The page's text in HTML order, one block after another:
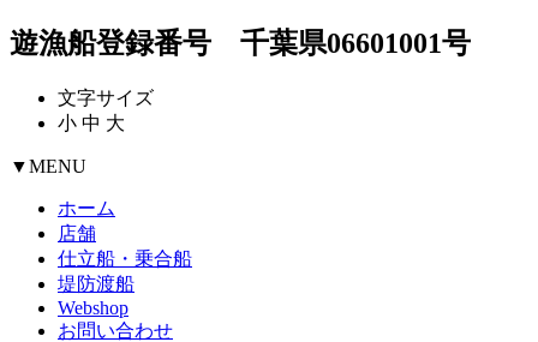
遊漁船登録番号 千葉県06601001号
文字サイズ
小 中 大
▼MENU
ホーム
店舗
仕立船・乗合船
堤防渡船
Webshop
お問い合わせ